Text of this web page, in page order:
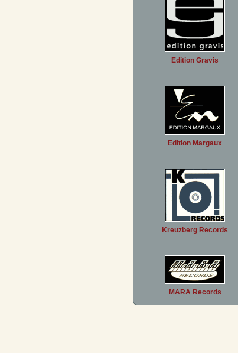
Edition Gravis
Edition Margaux
Kreuzberg Records
MARA Records